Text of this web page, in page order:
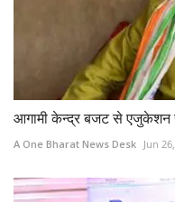
आगामी केन्‍द्र बजट से एजुकेशन
A One Bharat News Desk Jun